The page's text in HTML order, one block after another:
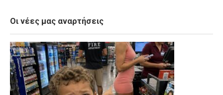
Οι νέες μας αναρτήσεις